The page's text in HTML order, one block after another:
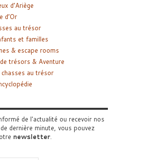
d’Ariège
d’Or
au trésor
et familles
& escape rooms
trésors & Aventure
au trésor
de l'actualité ou recevoir nos
dernière minute, vous pouvez
newsletter.